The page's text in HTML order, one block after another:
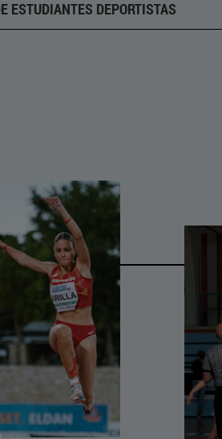
ESTUDIANTES DEPORTISTAS